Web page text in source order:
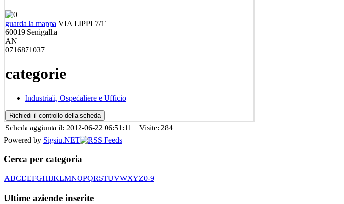
guarda la mappa VIA LIPPI 7/11
60019 Senigallia
AN
0716871037
categorie
Industriali, Ospedaliere e Ufficio
Scheda aggiunta il: 2012-06-22 06:51:11 Visite: 284
Powered by Sigsiu.NET
Cerca per categoria
ABCDEFGHIJKLMNOPQRSTUVWXYZ0-9
Ultime aziende inserite